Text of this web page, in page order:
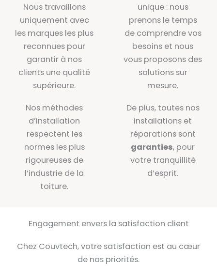
Nous travaillons
uniquement avec
les marques les plus
reconnues pour
garantir à nos
clients une qualité
supérieure.
Nos méthodes
d’installation
respectent les
normes les plus
rigoureuses de
l’industrie de la
toiture.
unique : nous
prenons le temps
de comprendre vos
besoins et nous
vous proposons des
solutions sur
mesure.
De plus, toutes nos
installations et
réparations sont
garanties, pour
votre tranquillité
d’esprit.
Engagement envers la satisfaction client
Chez Couvtech, votre satisfaction est au cœur
de nos priorités.